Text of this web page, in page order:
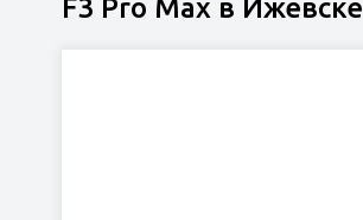
F3 Pro Max в Ижевске